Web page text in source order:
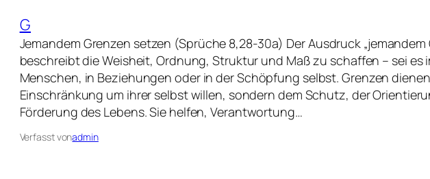
G
Jemandem Grenzen setzen (Sprüche 8,28-30a) Der Ausdruck „jemandem
beschreibt die Weisheit, Ordnung, Struktur und Maß zu schaffen – sei es
Menschen, in Beziehungen oder in der Schöpfung selbst. Grenzen
Einschränkung um ihrer selbst willen, sondern dem Schutz, der
Förderung des Lebens. Sie helfen, Verantwortung…
Verfasst vonadmin